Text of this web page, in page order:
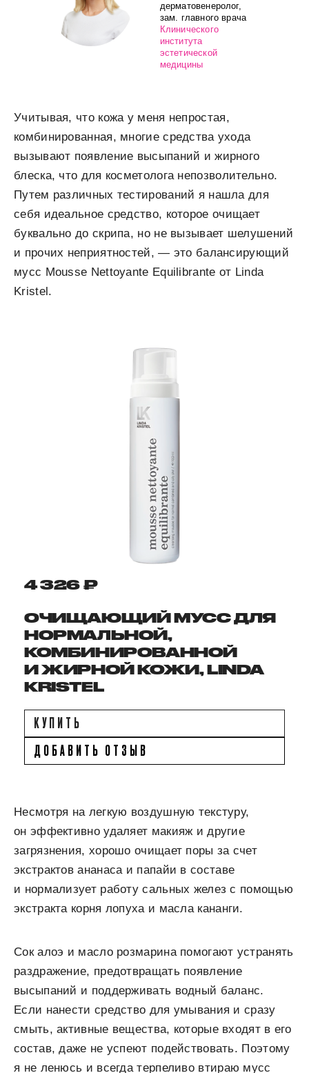
дерматовенеролог,
зам. главного врача
Клинического
института
эстетической
медицины
Учитывая, что кожа у меня непростая,
комбинированная, многие средства ухода
вызывают появление высыпаний и жирного
блеска, что для косметолога непозволительно.
Путем различных тестирований я нашла для
себя идеальное средство, которое очищает
буквально до скрипа, но не вызывает шелушений
и прочих неприятностей, — это балансирующий
мусс Mousse Nettoyante Equilibrante от Linda
Kristel.
4 326 ₽
ОЧИЩАЮЩИЙ МУСС ДЛЯ
НОРМАЛЬНОЙ,
КОМБИНИРОВАННОЙ
И ЖИРНОЙ КОЖИ, LINDA
KRISTEL
КУПИТЬ
ДОБАВИТЬ ОТЗЫВ
Несмотря на легкую воздушную текстуру,
он эффективно удаляет макияж и другие
загрязнения, хорошо очищает поры за счет
экстрактов ананаса и папайи в составе
и нормализует работу сальных желез с помощью
экстракта корня лопуха и масла кананги.
Сок алоэ и масло розмарина помогают устранять
раздражение, предотвращать появление
высыпаний и поддерживать водный баланс.
Если нанести средство для умывания и сразу
смыть, активные вещества, которые входят в его
состав, даже не успеют подействовать. Поэтому
я не ленюсь и всегда терпеливо втираю мусс